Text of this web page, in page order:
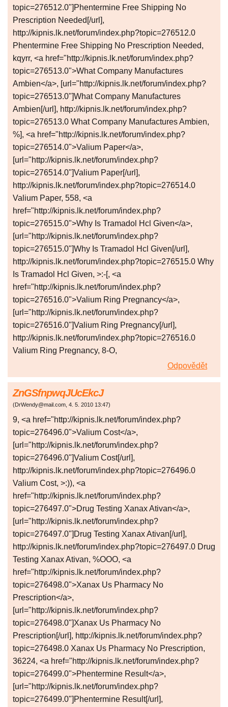
topic=276512.0"]Phentermine Free Shipping No
Prescription Needed[/url],
http://kipnis.lk.net/forum/index.php?topic=276512.0
Phentermine Free Shipping No Prescription Needed,
kqyrr, <a href="http://kipnis.lk.net/forum/index.php?
topic=276513.0">What Company Manufactures
Ambien</a>, [url="http://kipnis.lk.net/forum/index.php?
topic=276513.0"]What Company Manufactures
Ambien[/url], http://kipnis.lk.net/forum/index.php?
topic=276513.0 What Company Manufactures Ambien,
%], <a href="http://kipnis.lk.net/forum/index.php?
topic=276514.0">Valium Paper</a>,
[url="http://kipnis.lk.net/forum/index.php?
topic=276514.0"]Valium Paper[/url],
http://kipnis.lk.net/forum/index.php?topic=276514.0
Valium Paper, 558, <a
href="http://kipnis.lk.net/forum/index.php?
topic=276515.0">Why Is Tramadol Hcl Given</a>,
[url="http://kipnis.lk.net/forum/index.php?
topic=276515.0"]Why Is Tramadol Hcl Given[/url],
http://kipnis.lk.net/forum/index.php?topic=276515.0 Why
Is Tramadol Hcl Given, >:-[, <a
href="http://kipnis.lk.net/forum/index.php?
topic=276516.0">Valium Ring Pregnancy</a>,
[url="http://kipnis.lk.net/forum/index.php?
topic=276516.0"]Valium Ring Pregnancy[/url],
http://kipnis.lk.net/forum/index.php?topic=276516.0
Valium Ring Pregnancy, 8-O,
Odpovědět
ZnGSfnpwqJUcEkcJ
(DrWendy@mail.com, 4. 5. 2010 13:47)
9, <a href="http://kipnis.lk.net/forum/index.php?
topic=276496.0">Valium Cost</a>,
[url="http://kipnis.lk.net/forum/index.php?
topic=276496.0"]Valium Cost[/url],
http://kipnis.lk.net/forum/index.php?topic=276496.0
Valium Cost, >:)), <a
href="http://kipnis.lk.net/forum/index.php?
topic=276497.0">Drug Testing Xanax Ativan</a>,
[url="http://kipnis.lk.net/forum/index.php?
topic=276497.0"]Drug Testing Xanax Ativan[/url],
http://kipnis.lk.net/forum/index.php?topic=276497.0 Drug
Testing Xanax Ativan, %OOO, <a
href="http://kipnis.lk.net/forum/index.php?
topic=276498.0">Xanax Us Pharmacy No
Prescription</a>,
[url="http://kipnis.lk.net/forum/index.php?
topic=276498.0"]Xanax Us Pharmacy No
Prescription[/url], http://kipnis.lk.net/forum/index.php?
topic=276498.0 Xanax Us Pharmacy No Prescription,
36224, <a href="http://kipnis.lk.net/forum/index.php?
topic=276499.0">Phentermine Result</a>,
[url="http://kipnis.lk.net/forum/index.php?
topic=276499.0"]Phentermine Result[/url],